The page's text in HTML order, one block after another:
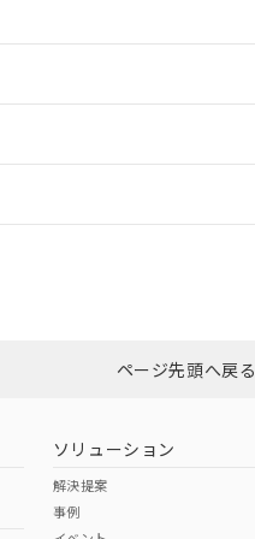
ロードはこちら
（日本
（アメリカ
ページ先頭へ戻る
ソリューション
解決提案
事例